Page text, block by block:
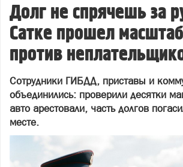
Долг не спрячешь за
Сатке прошел
против
Сотрудники ГИБДД, приставы и
объединились: проверили десятки
авто арестовали, часть долгов
месте.